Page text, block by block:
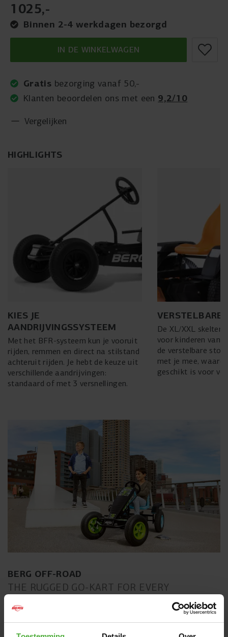
HIGHLIGHTS
KIES JE
AANDRIJVINGSSYSTEEM
Met het BFR-systeem kun je vooruit
rijden, remmen en direct na stilstand
achteruit rijden. Je hebt de keuze uit
verschillende aandrijvingen:
standaard of met 3 versnellingen.
VERSTELBARE
De XL/XXL
voor kinderen
de verstelbare
met je mee,
geschikt is voor
BERG OFF-ROAD
THE RUGGED GO-KART FOR EVERY
Is asfalt en beton niets voor jou? Houd jij van
1025,-
Binnen 2-4 werkdagen bezorgd
IN DE WINKELWAGEN
Gratis bezorging vanaf 50,-
Klanten beoordelen ons met een 9,2/10
Vergelijken